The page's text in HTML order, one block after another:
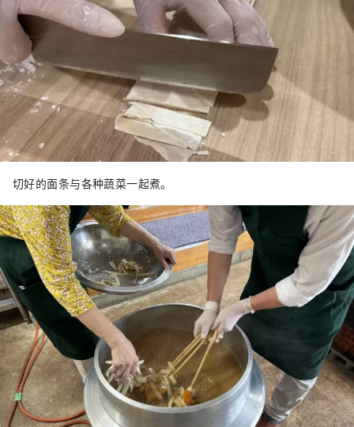
切好的面条与各种蔬菜一起煮。